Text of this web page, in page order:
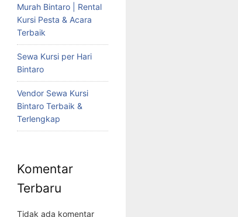
Murah Bintaro | Rental
Kursi Pesta & Acara
Terbaik
Sewa Kursi per Hari
Bintaro
Vendor Sewa Kursi
Bintaro Terbaik &
Terlengkap
Komentar
Terbaru
Tidak ada komentar